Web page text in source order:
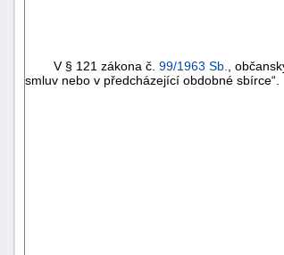
V § 121 zákona č. 99/1963 Sb. ,
smluv nebo v předcházející obdobné sbírce“.